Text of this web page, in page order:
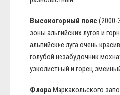
Высокогорный пояс (2000-
зоны альпийских лугов и
альпийские луга очень
голубой незабудочник
узколистный и горец
ФлораМаркакольского